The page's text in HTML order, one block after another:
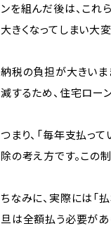
ンを組んだ後は、これ
大きくなってしまい大
納税の負担が大きいま
減するため、住宅ロー
つまり、「毎年支払っ
除の考え方です。この
ちなみに、実際には「
旦は全額払う必要があ